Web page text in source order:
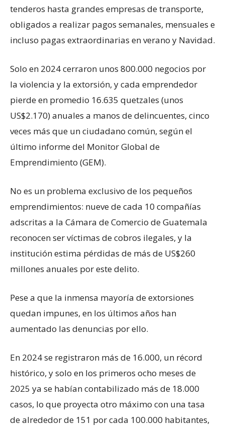
tenderos hasta grandes empresas de transporte,
obligados a realizar pagos semanales, mensuales e
incluso pagas extraordinarias en verano y Navidad.
Solo en 2024 cerraron unos 800.000 negocios por
la violencia y la extorsión, y cada emprendedor
pierde en promedio 16.635 quetzales (unos
US$2.170) anuales a manos de delincuentes, cinco
veces más que un ciudadano común, según el
último informe del Monitor Global de
Emprendimiento (GEM).
No es un problema exclusivo de los pequeños
emprendimientos: nueve de cada 10 compañías
adscritas a la Cámara de Comercio de Guatemala
reconocen ser víctimas de cobros ilegales, y la
institución estima pérdidas de más de US$260
millones anuales por este delito.
Pese a que la inmensa mayoría de extorsiones
quedan impunes, en los últimos años han
aumentado las denuncias por ello.
En 2024 se registraron más de 16.000, un récord
histórico, y solo en los primeros ocho meses de
2025 ya se habían contabilizado más de 18.000
casos, lo que proyecta otro máximo con una tasa
de alrededor de 151 por cada 100.000 habitantes,